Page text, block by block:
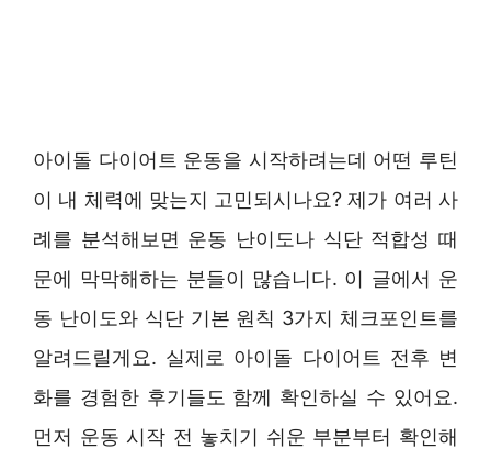
아이돌 다이어트 운동을 시작하려는데 어떤 루틴
이 내 체력에 맞는지 고민되시나요? 제가 여러 사
례를 분석해보면 운동 난이도나 식단 적합성 때
문에 막막해하는 분들이 많습니다. 이 글에서 운
동 난이도와 식단 기본 원칙 3가지 체크포인트를
알려드릴게요. 실제로 아이돌 다이어트 전후 변
화를 경험한 후기들도 함께 확인하실 수 있어요.
먼저 운동 시작 전 놓치기 쉬운 부분부터 확인해